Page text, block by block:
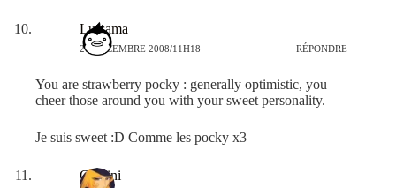
Lu-sama
27 DÉCEMBRE 2008/11H18 RÉPONDRE
You are strawberry pocky : generally optimistic, you
cheer those around you with your sweet personality.
Je suis sweet :D Comme les pocky x3
Gemini